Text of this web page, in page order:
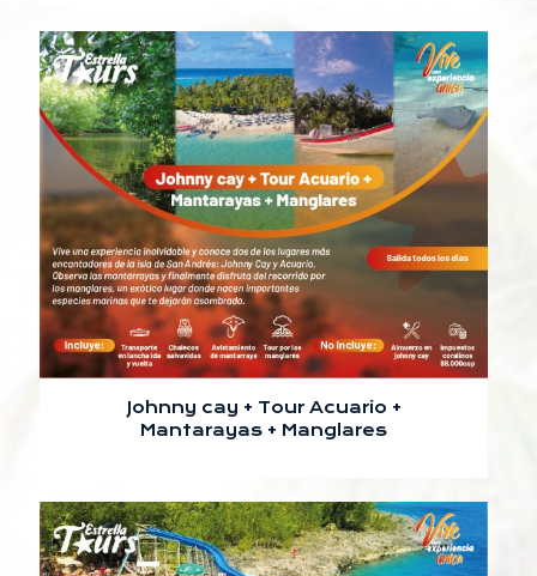
Johnny cay + Tour Acuario +
Mantarayas + Manglares